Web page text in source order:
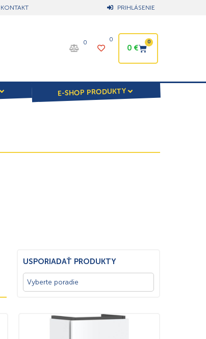
KONTAKT PRIHLÁSENIE
0 0
0€
0
E-SHOP PRODUKTY
USPORIADAŤ PRODUKTY